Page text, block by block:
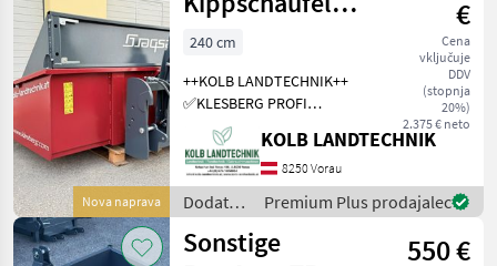
/
Klesberg
Nova naprava
240x120
€
Cena
vključuje
DDV
(stopnja
20%)
2.375 € neto
240 cm
++KOLB LANDTECHNIK++
✅KLESBERG PROFI
Kippschaufel mit
Schwenkbordwand ✅Maße
240x120cm
✅Schwenkbordwand -
kann als
Ladeflächenverlängerung
verwendet werden ✅m
KOLB LANDTECHNIK
8250 Vorau
Dodatna
oprema
za
Premium Plus prodajalec
Sonstige
550 €